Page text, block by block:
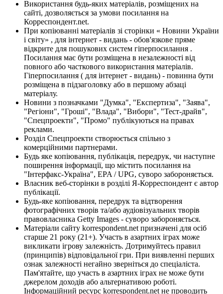
Використання будь-яких матеріалів, розміщених на
сайті, дозволяється за умови посилання на
Корреспондент.net.
При копіюванні матеріалів зі сторінки « Новини України
і світу» , для інтернет - видань - обов'язкове пряме
відкрите для пошукових систем гіперпосилання .
Посилання має бути розміщена в незалежності від
повного або часткового використання матеріалів.
Гіперпосилання ( для інтернет - видань) - повинна бути
розміщена в підзаголовку або в першому абзаці
матеріалу.
Новини з позначками "Думка", "Експертиза", "Заява",
"Регіони", "Гроші", "Влада", "Вибори", "Тест-драйв",
"Спецпроекти", "Промо" публікуються на правах
реклами.
Розділ Спецпроекти створюється спільно з
комерційними партнерами.
Будь яке копіювання, публікація, передрук, чи наступне
поширення інформації, що містить посилання на
"Інтерфакс-Україна", EPA / UPG, суворо забороняється.
Власник веб-сторінки в розділі Я-Корреспондент є автор
публікації.
Будь-яке копіювання, передрук та відтворення
фотографічних творів та/або аудіовізуальних творів
правовласника Getty Images - суворо забороняється.
Матеріали сайту korrespondent.net призначені для осіб
старше 21 року (21+). Участь в азартних іграх може
викликати ігрову залежність. Дотримуйтесь правил
(принципів) відповідальної гри. При виявленні перших
ознак залежності негайно зверніться до спеціаліста.
Пам'ятайте, що участь в азартних іграх не може бути
джерелом доходів або альтернативою роботі.
Інформаційний ресурс korrespondent.net не проводить